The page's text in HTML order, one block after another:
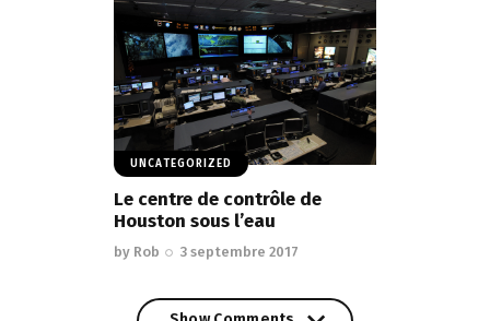
UNCATEGORIZED
Le centre de contrôle de
Houston sous l’eau
by Rob 3 septembre 2017